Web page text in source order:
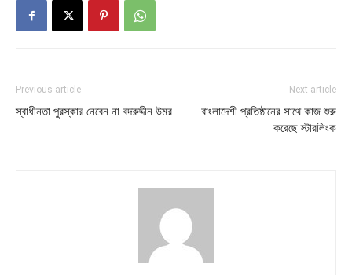
Previous article
স্বাধীনতা পুরস্কার নেবেন না বদরুদ্দীন উমর
Next article
বাংলাদেশী প্রতিষ্ঠানের সাথে কাজ শুরু
করেছে স্টারলিংক